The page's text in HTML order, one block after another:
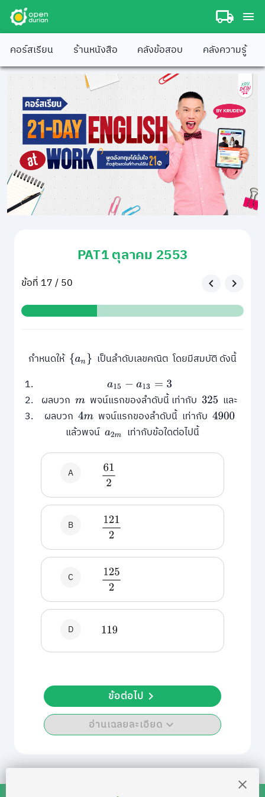
คอร์สเรียน ร้านหนังสือ คลังข้อสอบ คลังความรู้
PAT1 ตุลาคม 2553
ข้อที่ 17 / 50
กำหนดให้ {an}
เป็นลำดับเลขคณิต โดยมีสมบัติ ดังนี้
a15 −a13= 3
ผลบวก mพจน์แรกของลำดับนี้ เท่ากับ 325 และ
ผลบวก 4m พจน์แรกของลำดับนี้ เท่ากับ4900
แล้วพจน์ a2m เท่ากับข้อใดต่อไปนี้
A 612
B 1212
C 1252
D 119
อ่านเฉลยละเอียด
ข้อต่อไป